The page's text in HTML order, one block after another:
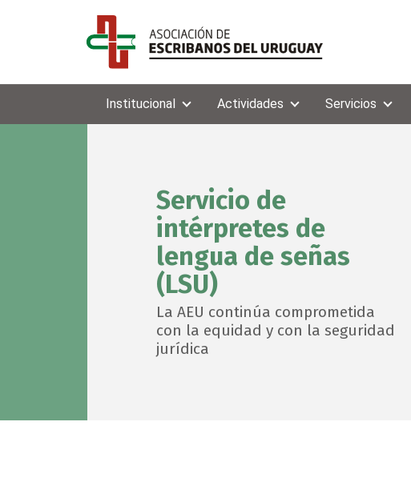
Institucional Actividades Servicios
Servicio de
intérpretes de
lengua de señas
(LSU)
La AEU continúa comprometida
con la equidad y con la seguridad
jurídica